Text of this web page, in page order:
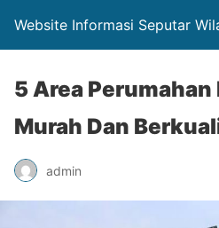
Website Informasi Seputar
5 Area Perumahan
Murah Dan
admin